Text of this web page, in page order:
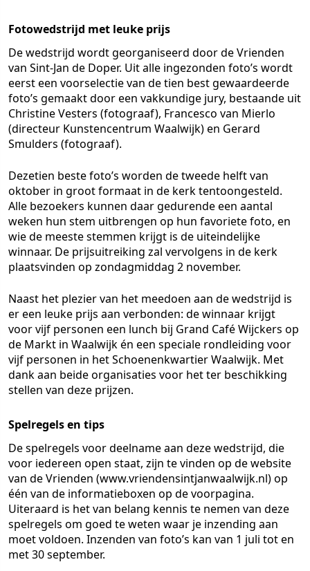
Fotowedstrijd met leuke prijs
De wedstrijd wordt georganiseerd door de Vrienden
van Sint-Jan de Doper. Uit alle ingezonden foto’s wordt
eerst een voorselectie van de tien best gewaardeerde
foto’s gemaakt door een vakkundige jury, bestaande uit
Christine Vesters (fotograaf), Francesco van Mierlo
(directeur Kunstencentrum Waalwijk) en Gerard
Smulders (fotograaf).
Dezetien beste foto’s worden de tweede helft van
oktober in groot formaat in de kerk tentoongesteld.
Alle bezoekers kunnen daar gedurende een aantal
weken hun stem uitbrengen op hun favoriete foto, en
wie de meeste stemmen krijgt is de uiteindelijke
winnaar. De prijsuitreiking zal vervolgens in de kerk
plaatsvinden op zondagmiddag 2 november.
Naast het plezier van het meedoen aan de wedstrijd is
er een leuke prijs aan verbonden: de winnaar krijgt
voor vijf personen een lunch bij Grand Café Wijckers op
de Markt in Waalwijk én een speciale rondleiding voor
vijf personen in het Schoenenkwartier Waalwijk. Met
dank aan beide organisaties voor het ter beschikking
stellen van deze prijzen.
Spelregels en tips
De spelregels voor deelname aan deze wedstrijd, die
voor iedereen open staat, zijn te vinden op de website
van de Vrienden (www.vriendensintjanwaalwijk.nl) op
één van de informatieboxen op de voorpagina.
Uiteraard is het van belang kennis te nemen van deze
spelregels om goed te weten waar je inzending aan
moet voldoen. Inzenden van foto’s kan van 1 juli tot en
met 30 september.